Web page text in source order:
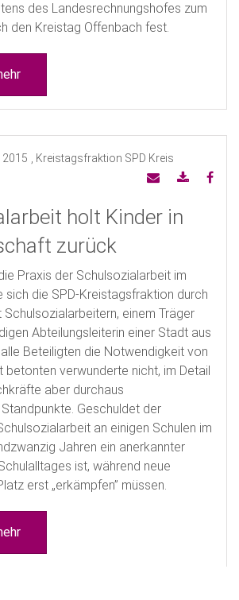
des Landesrechnungshofes zum
den Kreistag Offenbach fest.
2015 , Kreistagsfraktion SPD Kreis
holt Kinder in
zurück
Praxis der Schulsozialarbeit im
sich die SPD-Kreistagsfraktion durch
Schulsozialarbeitern, einem Träger
Abteilungsleiterin einer Stadt aus
Beteiligten die Notwendigkeit von
betonten verwunderte nicht, im Detail
aber durchaus
Geschuldet der
an einigen Schulen im
Jahren ein anerkannter
ist, während neue
erst „erkämpfen” müssen.